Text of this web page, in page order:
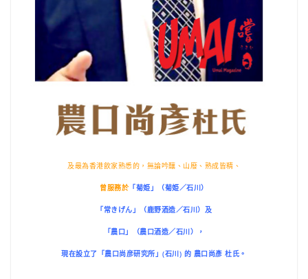
及最為香港飲家熟悉的，無論吟釀、山廢、熟成皆精、
曾服務於 「菊姫」（菊姫／石川）
「常きげん」（鹿野酒造／石川）及
「農口」（農口酒造／石川），
現在設立了「農口尚彦研究所」(石川) 的 農口尚彥 杜氏。